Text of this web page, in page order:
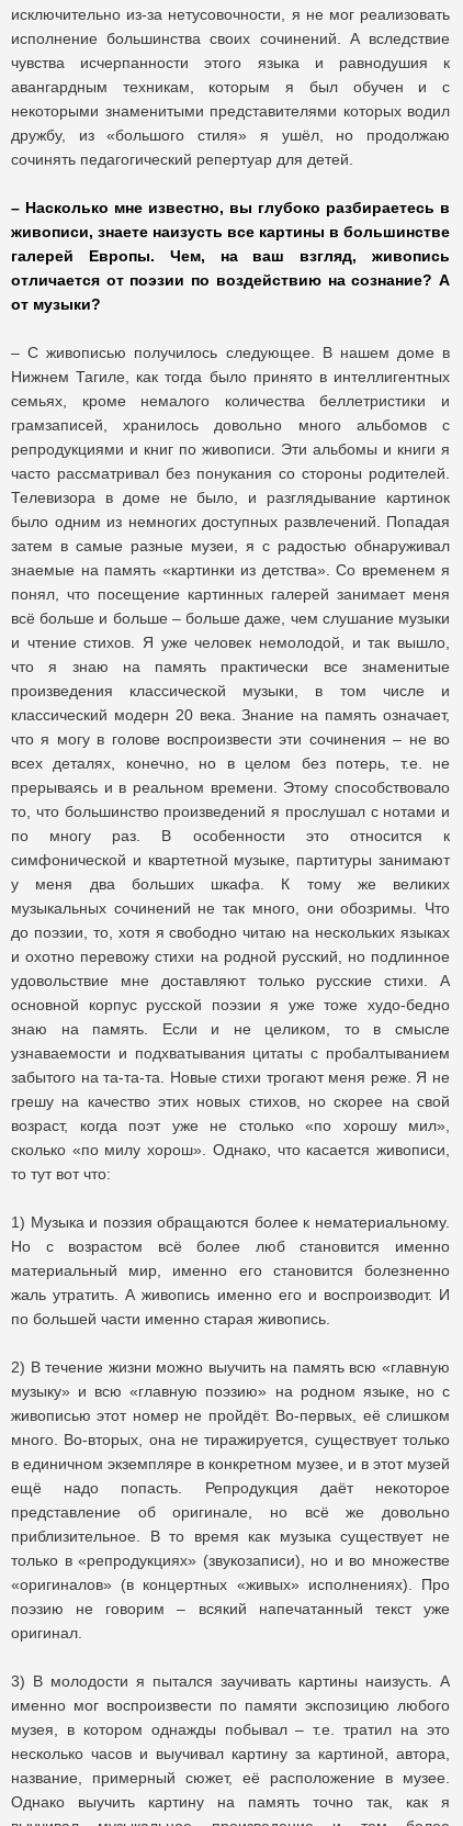
исключительно из-за нетусовочности, я не мог реализовать
исполнение большинства своих сочинений. А вследствие
чувства исчерпанности этого языка и равнодушия к
авангардным техникам, которым я был обучен и с
некоторыми знаменитыми представителями которых водил
дружбу, из «большого стиля» я ушёл, но продолжаю
сочинять педагогический репертуар для детей.
– Насколько мне известно, вы глубоко разбираетесь в
живописи, знаете наизусть все картины в большинстве
галерей Европы. Чем, на ваш взгляд, живопись
отличается от поэзии по воздействию на сознание? А
от музыки?
– С живописью получилось следующее. В нашем доме в
Нижнем Тагиле, как тогда было принято в интеллигентных
семьях, кроме немалого количества беллетристики и
грамзаписей, хранилось довольно много альбомов с
репродукциями и книг по живописи. Эти альбомы и книги я
часто рассматривал без понукания со стороны родителей.
Телевизора в доме не было, и разглядывание картинок
было одним из немногих доступных развлечений. Попадая
затем в самые разные музеи, я с радостью обнаруживал
знаемые на память «картинки из детства». Со временем я
понял, что посещение картинных галерей занимает меня
всё больше и больше – больше даже, чем слушание музыки
и чтение стихов. Я уже человек немолодой, и так вышло,
что я знаю на память практически все знаменитые
произведения классической музыки, в том числе и
классический модерн 20 века. Знание на память означает,
что я могу в голове воспроизвести эти сочинения – не во
всех деталях, конечно, но в целом без потерь, т.е. не
прерываясь и в реальном времени. Этому способствовало
то, что большинство произведений я прослушал с нотами и
по многу раз. В особенности это относится к
симфонической и квартетной музыке, партитуры занимают
у меня два больших шкафа. К тому же великих
музыкальных сочинений не так много, они обозримы. Что
до поэзии, то, хотя я свободно читаю на нескольких языках
и охотно перевожу стихи на родной русский, но подлинное
удовольствие мне доставляют только русские стихи. А
основной корпус русской поэзии я уже тоже худо-бедно
знаю на память. Если и не целиком, то в смысле
узнаваемости и подхватывания цитаты с пробалтыванием
забытого на та-та-та. Новые стихи трогают меня реже. Я не
грешу на качество этих новых стихов, но скорее на свой
возраст, когда поэт уже не столько «по хорошу мил»,
сколько «по милу хорош». Однако, что касается живописи,
то тут вот что:
1) Музыка и поэзия обращаются более к нематериальному.
Но с возрастом всё более люб становится именно
материальный мир, именно его становится болезненно
жаль утратить. А живопись именно его и воспроизводит. И
по большей части именно старая живопись.
2) В течение жизни можно выучить на память всю «главную
музыку» и всю «главную поэзию» на родном языке, но с
живописью этот номер не пройдёт. Во-первых, её слишком
много. Во-вторых, она не тиражируется, существует только
в единичном экземпляре в конкретном музее, и в этот музей
ещё надо попасть. Репродукция даёт некоторое
представление об оригинале, но всё же довольно
приблизительное. В то время как музыка существует не
только в «репродукциях» (звукозаписи), но и во множестве
«оригиналов» (в концертных «живых» исполнениях). Про
поэзию не говорим – всякий напечатанный текст уже
оригинал.
3) В молодости я пытался заучивать картины наизусть. А
именно мог воспроизвести по памяти экспозицию любого
музея, в котором однажды побывал – т.е. тратил на это
несколько часов и выучивал картину за картиной, автора,
название, примерный сюжет, её расположение в музее.
Однако выучить картину на память точно так, как я